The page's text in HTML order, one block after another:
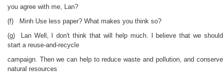
you agree with me, Lan?
(f) Minh Use less paper? What makes you think so?
(g) Lan Well, I don't think that will help much. I believe that we should
start a reuse-and-recycle
campaign. Then we can help to reduce waste and pollution, and conserve
natural resources